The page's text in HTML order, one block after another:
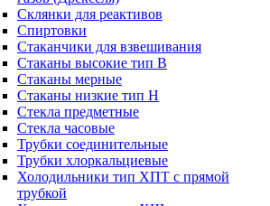
Склянки для реактивов
Спиртовки
Стаканчики для взвешивания
Стаканы высокие тип В
Стаканы мерные
Стаканы низкие тип Н
Стекла предметные
Стекла часовые
Трубки соединительные
Трубки хлоркальциевые
Холодильники тип ХПТ с прямой
трубкой